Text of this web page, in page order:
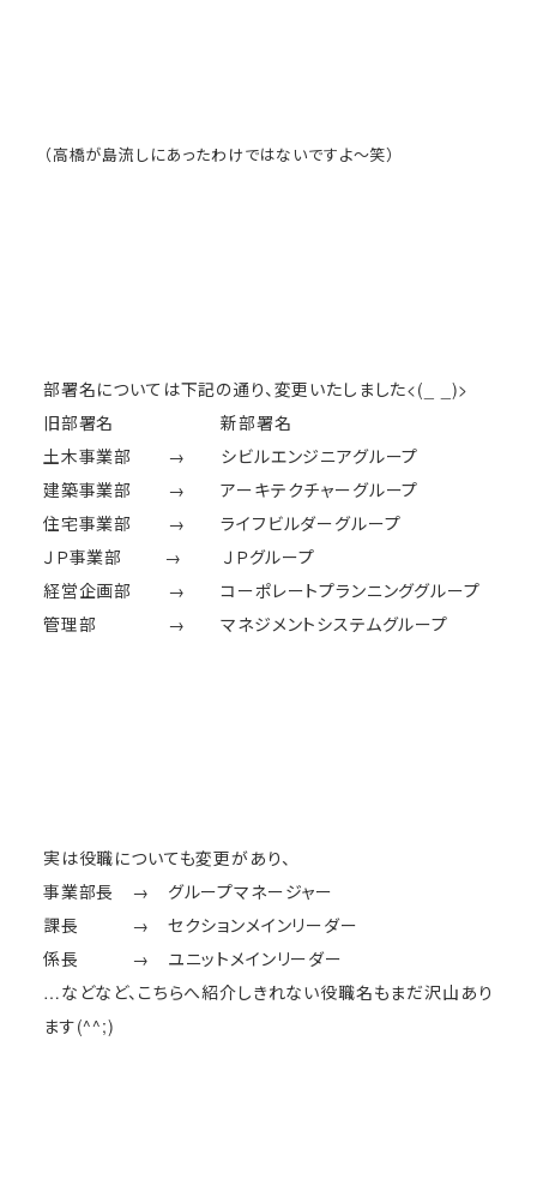
（高橋が島流しにあったわけではないですよ～笑）
部署名については下記の通り、変更いたしました<(_ _)>
旧部署名 新部署名
土木事業部 → シビルエンジニアグループ
建築事業部 → アーキテクチャーグループ
住宅事業部 → ライフビルダーグループ
ＪＰ事業部 → ＪＰグループ
経営企画部 → コーポレートプランニンググループ
管理部 → マネジメントシステムグループ
実は役職についても変更があり、
事業部長 → グループマネージャー
課長 → セクションメインリーダー
係長 → ユニットメインリーダー
…などなど、こちらへ紹介しきれない役職名もまだ沢山あり
ます(^^;)